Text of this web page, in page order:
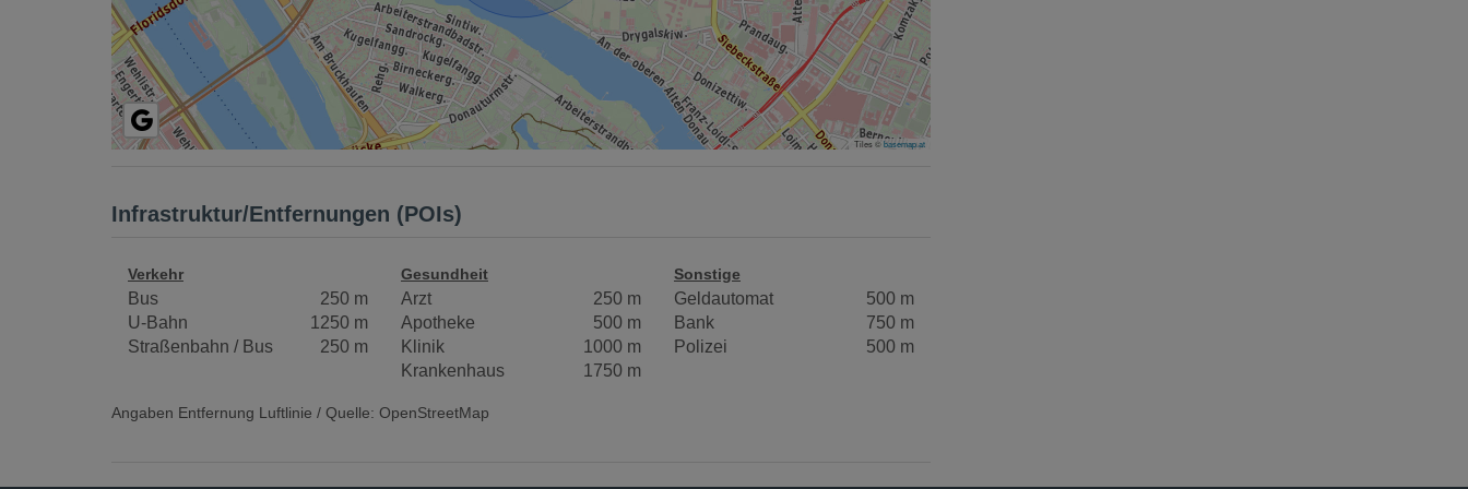
Tiles ©basemap.at
Infrastruktur/Entfernungen (POIs)
Verkehr
Bus
250 m
U-Bahn
1250 m
Straßenbahn / Bus
250 m
Gesundheit
Arzt
250 m
Apotheke
500 m
Klinik
1000 m
Krankenhaus
1750 m
Sonstige
Geldautomat
500 m
Bank
750 m
Polizei
500 m
Angaben Entfernung Luftlinie / Quelle: OpenStreetMap